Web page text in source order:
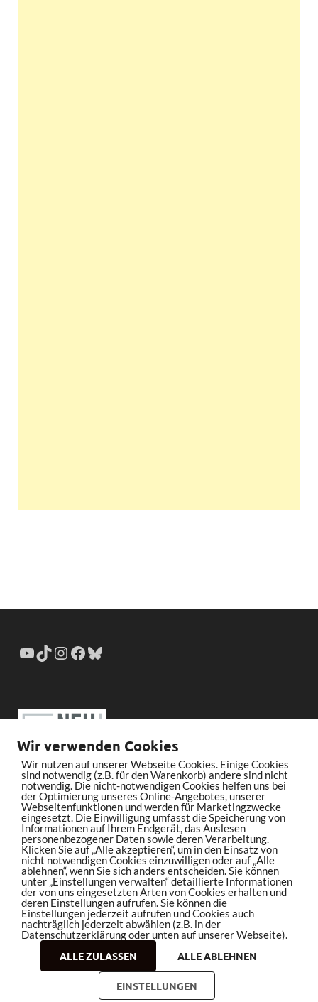
Copyright © 2026bleistiftrocker.de
Wir verwenden Cookies
Wir nutzen auf unserer Webseite Cookies. Einige Cookies
sind notwendig (z.B. für den Warenkorb) andere sind nicht
notwendig. Die nicht-notwendigen Cookies helfen uns bei
der Optimierung unseres Online-Angebotes, unserer
Webseitenfunktionen und werden für Marketingzwecke
eingesetzt. Die Einwilligung umfasst die Speicherung von
Informationen auf Ihrem Endgerät, das Auslesen
personenbezogener Daten sowie deren Verarbeitung.
Klicken Sie auf „Alle akzeptieren“, um in den Einsatz von
nicht notwendigen Cookies einzuwilligen oder auf „Alle
ablehnen“, wenn Sie sich anders entscheiden. Sie können
unter „Einstellungen verwalten“ detaillierte Informationen
der von uns eingesetzten Arten von Cookies erhalten und
deren Einstellungen aufrufen. Sie können die
Einstellungen jederzeit aufrufen und Cookies auch
nachträglich jederzeit abwählen (z.B. in der
Datenschutzerklärung oder unten auf unserer Webseite).
ALLE ZULASSEN
ALLE ABLEHNEN
EINSTELLUNGEN